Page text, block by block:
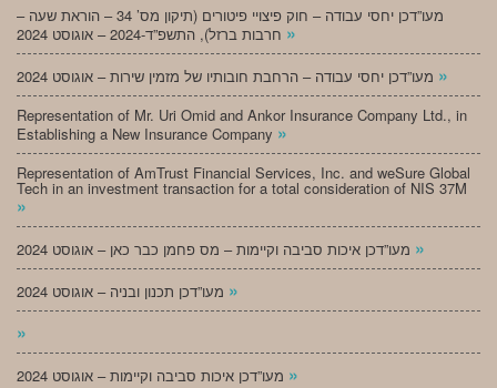
מעו”דכן יחסי עבודה – חוק פיצויי פיטורים (תיקון מס’ 34 – הוראת שעה –
»
»
Representation of Mr. Uri Omid and Ankor Insurance Company Ltd., in
Establishing a New Insurance Company »
Representation of AmTrust Financial Services, Inc. and weSure Global
Tech in an investment transaction for a total consideration of NIS 37M
»
»
»
»
»